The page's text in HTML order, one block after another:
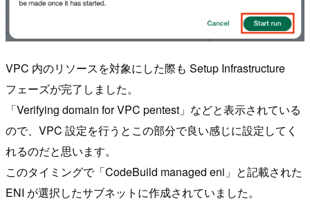
VPC 内のリソースを対象にした際も Setup Infrastructure
フェーズが完了しました。
「Verifying domain for VPC pentest」などと表示されている
ので、VPC 設定を行うとこの部分で良い感じに設定してく
れるのだと思います。
このタイミングで「CodeBuild managed eni」と記載された
ENI が選択したサブネットに作成されていました。